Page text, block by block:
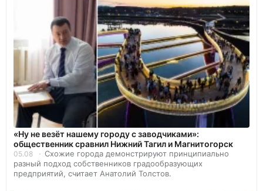
«Ну не везёт нашему городу с заводчиками»:
общественник сравнил Нижний Тагил и Магнитогорск
05.08
Схожие города демонстрируют принципиально
разный подход собственников градообразующих
предприятий, считает Анатолий Толстов.